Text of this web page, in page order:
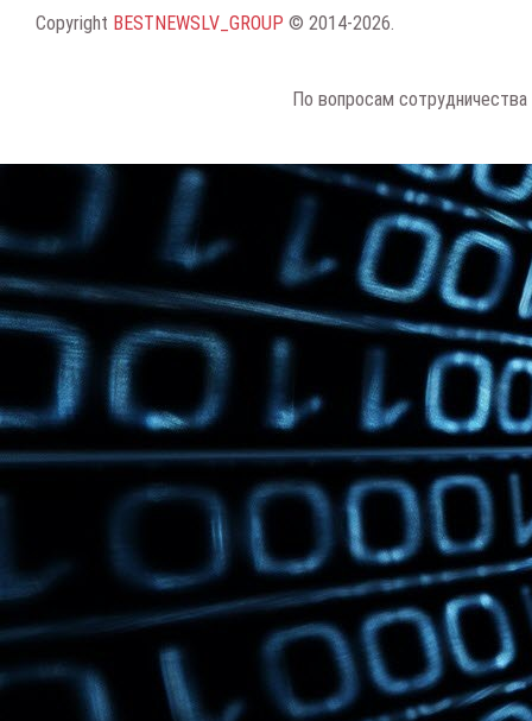
Copyright BESTNEWSLV_GROUP © 2014-2026.
По вопросам